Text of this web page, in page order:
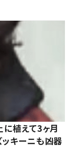
植えて3ヶ月
キーニも凶器